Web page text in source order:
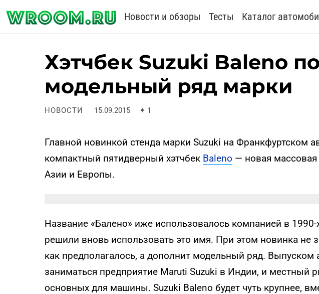
Новости и обзоры Тесты Каталог
Хэтчбек Suzuki Baleno
модельный ряд марки
НОВОСТИ 15.09.2015 ✦ 1
Главной новинкой стенда марки Suzuki на Франкфуртском
компактный пятидверный хэтчбек Baleno — новая
Азии и Европы.
Название «Балено» иже использовалось компанией в 1990-
решили вновь использовать это имя. При этом новинка не
как предполагалось, а дополнит модельный ряд. Выпуском
заниматься предприятие Maruti Suzuki в Индии, и местный
основных для машины. Suzuki Baleno будет чуть крупнее,